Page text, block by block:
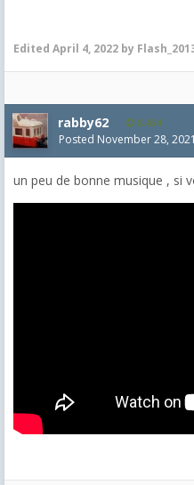
Edited April 4, 2022 by
rabby62 8,454
Posted November 28, 2021
un peu de bonne musique , si